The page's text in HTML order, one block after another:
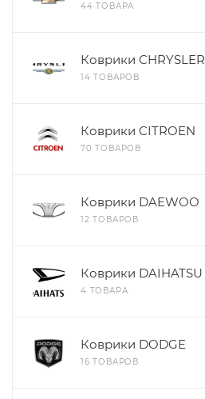
44 ТОВАРА
Коврики CHRYSLER
14 ТОВАРОВ
Коврики CITROEN
70 ТОВАРОВ
Коврики DAEWOO
12 ТОВАРОВ
Коврики DAIHATSU
4 ТОВАРА
Коврики DODGE
16 ТОВАРОВ